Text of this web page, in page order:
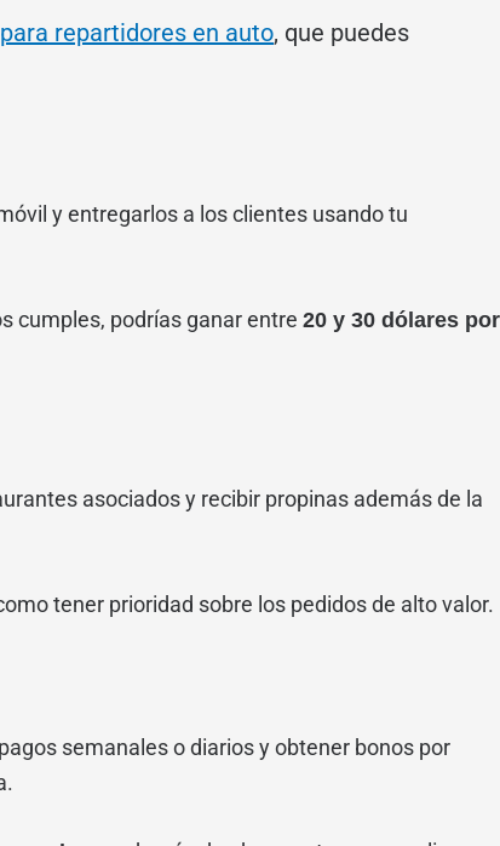
repartidores en auto, que puedes
y entregarlos a los clientes usando tu
cumples, podrías ganar entre 20 y 30 dólares por
asociados y recibir propinas además de la
tener prioridad sobre los pedidos de alto valor.
semanales o diarios y obtener bonos por